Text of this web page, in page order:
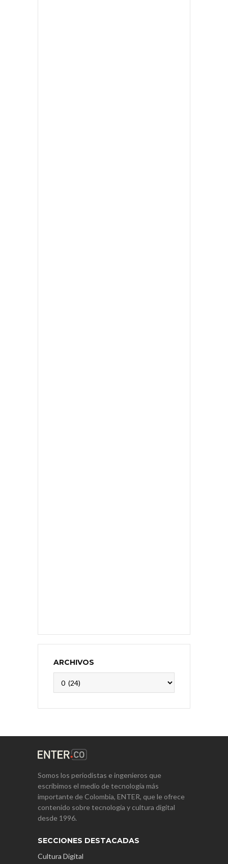
ARCHIVOS
Somos los periodistas e ingenieros que
escribimos el medio de tecnología más
importante de Colombia, ENTER, que le ofrece
contenido sobre tecnología y cultura digital
desde 1996.
SECCIONES DESTACADAS
Cultura Digital